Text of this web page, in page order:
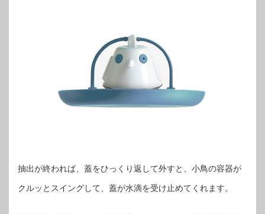
抽出が終われば、蓋をひっくり返して外すと、小鳥の容器が
クルッとスイングして、蓋が水滴を受け止めてくれます。